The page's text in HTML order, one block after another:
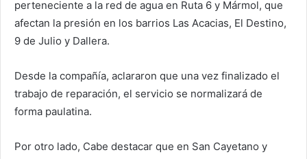
perteneciente a la red de agua en Ruta 6 y Mármol, que
afectan la presión en los barrios Las Acacias, El Destino,
9 de Julio y Dallera.
Desde la compañía, aclararon que una vez finalizado el
trabajo de reparación, el servicio se normalizará de
forma paulatina.
Por otro lado, Cabe destacar que en San Cayetano y